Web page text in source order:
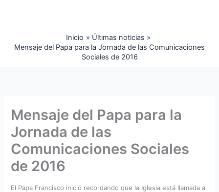
Inicio
Últimas noticias
Mensaje del Papa para la Jornada de las Comunicaciones
Sociales de 2016
Mensaje del Papa para la
Jornada de las
Comunicaciones Sociales
de 2016
El Papa Francisco inició recordando que la Iglesia está llamada a